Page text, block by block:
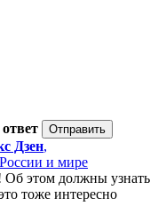
Дзен,
и мире
Об этом должны узнать
тоже интересно